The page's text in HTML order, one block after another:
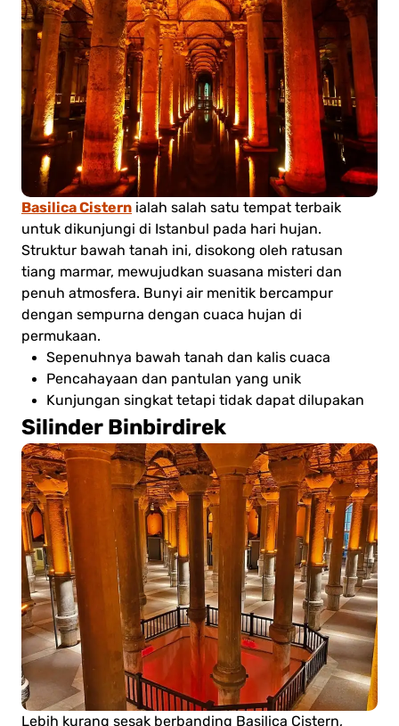
Basilica Cistern ialah salah satu tempat terbaik
untuk dikunjungi di Istanbul pada hari hujan.
Struktur bawah tanah ini, disokong oleh ratusan
tiang marmar, mewujudkan suasana misteri dan
penuh atmosfera. Bunyi air menitik bercampur
dengan sempurna dengan cuaca hujan di
permukaan.
Sepenuhnya bawah tanah dan kalis cuaca
Pencahayaan dan pantulan yang unik
Kunjungan singkat tetapi tidak dapat dilupakan
Silinder Binbirdirek
Lebih kurang sesak berbanding Basilica Cistern,